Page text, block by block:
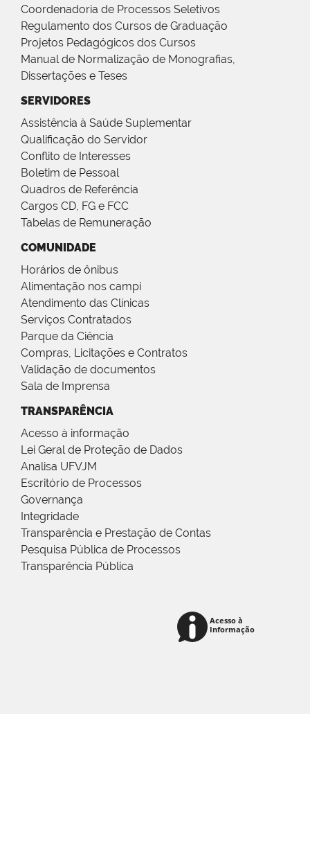
Coordenadoria de Processos Seletivos
Regulamento dos Cursos de Graduação
Projetos Pedagógicos dos Cursos
Manual de Normalização de Monografias,
Dissertações e Teses
SERVIDORES
Assistência à Saúde Suplementar
Qualificação do Servidor
Conflito de Interesses
Boletim de Pessoal
Quadros de Referência
Cargos CD, FG e FCC
Tabelas de Remuneração
COMUNIDADE
Horários de ônibus
Alimentação nos campi
Atendimento das Clínicas
Serviços Contratados
Parque da Ciência
Compras, Licitações e Contratos
Validação de documentos
Sala de Imprensa
TRANSPARÊNCIA
Acesso à informação
Lei Geral de Proteção de Dados
Analisa UFVJM
Escritório de Processos
Governança
Integridade
Transparência e Prestação de Contas
Pesquisa Pública de Processos
Transparência Pública